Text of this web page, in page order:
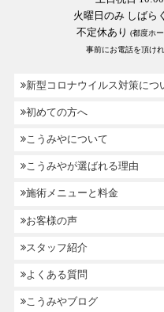
火曜日のみ しばら
不定休あり (都度ホ
事前にお電話を頂け
新型コロナウイルス対策につ
初めての方へ
こうみやについて
こうみやが選ばれる理由
施術メニューと料金
お客様の声
スタッフ紹介
よくある質問
こうみやブログ